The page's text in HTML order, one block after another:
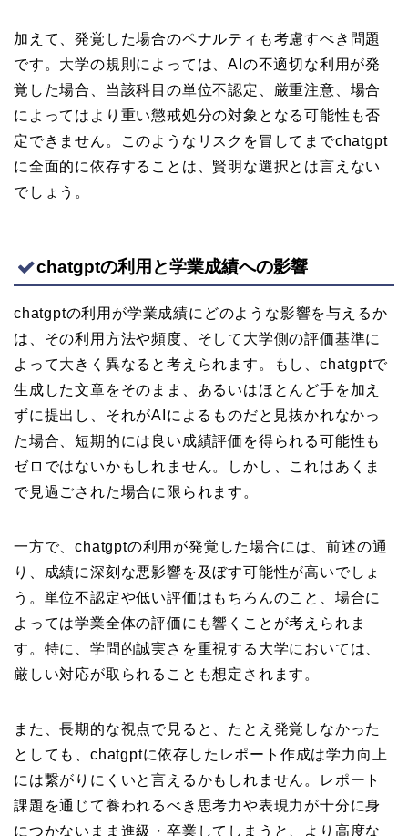
加えて、発覚した場合のペナルティも考慮すべき問題
です。大学の規則によっては、AIの不適切な利用が発
覚した場合、当該科目の単位不認定、厳重注意、場合
によってはより重い懲戒処分の対象となる可能性も否
定できません。このようなリスクを冒してまでchatgpt
に全面的に依存することは、賢明な選択とは言えない
でしょう。
chatgptの利用と学業成績への影響
chatgptの利用が学業成績にどのような影響を与えるか
は、その利用方法や頻度、そして大学側の評価基準に
よって大きく異なると考えられます。もし、chatgptで
生成した文章をそのまま、あるいはほとんど手を加え
ずに提出し、それがAIによるものだと見抜かれなかっ
た場合、短期的には良い成績評価を得られる可能性も
ゼロではないかもしれません。しかし、これはあくま
で見過ごされた場合に限られます。
一方で、chatgptの利用が発覚した場合には、前述の通
り、成績に深刻な悪影響を及ぼす可能性が高いでしょ
う。単位不認定や低い評価はもちろんのこと、場合に
よっては学業全体の評価にも響くことが考えられま
す。特に、学問的誠実さを重視する大学においては、
厳しい対応が取られることも想定されます。
また、長期的な視点で見ると、たとえ発覚しなかった
としても、chatgptに依存したレポート作成は学力向上
には繋がりにくいと言えるかもしれません。レポート
課題を通じて養われるべき思考力や表現力が十分に身
につかないまま進級・卒業してしまうと、より高度な